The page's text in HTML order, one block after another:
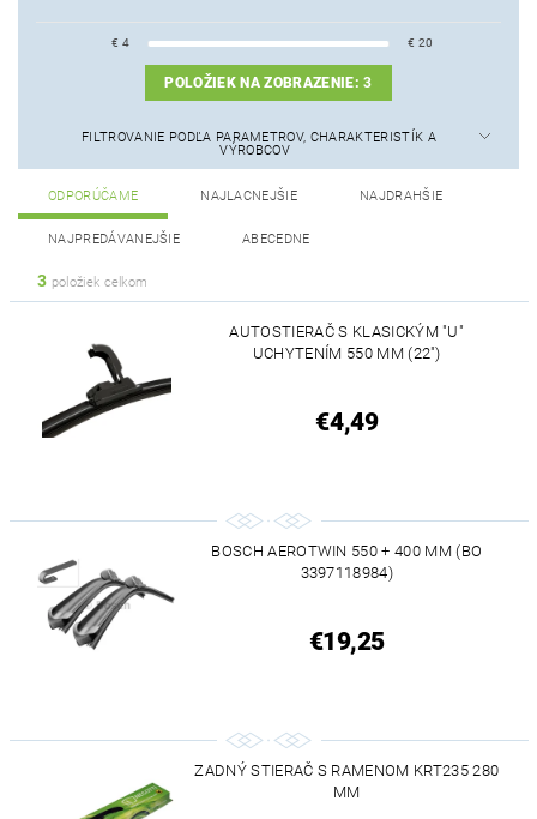
€ 4 € 20
POLOŽIEK NA ZOBRAZENIE:3
FILTROVANIE PODĽA PARAMETROV, CHARAKTERISTÍK A
VÝROBCOV
ODPORÚČAME NAJLACNEJŠIE NAJDRAHŠIE
NAJPREDÁVANEJŠIE ABECEDNE
3 položiek celkom
AUTOSTIERAČ S KLASICKÝM "U"
UCHYTENÍM 550 MM (22")
€4,49
BOSCH AEROTWIN 550 + 400 MM (BO
3397118984)
€19,25
ZADNÝ STIERAČ S RAMENOM KRT235 280
MM